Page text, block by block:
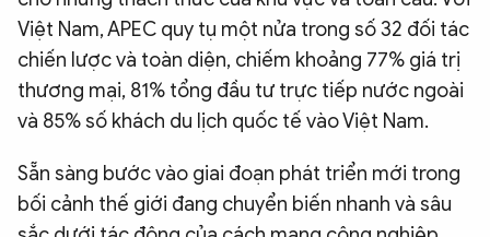
Việt Nam, APEC quy tụ một nửa trong số 32 đối tác
chiến lược và toàn diện, chiếm khoảng 77% giá trị
thương mại, 81% tổng đầu tư trực tiếp nước ngoài
và 85% số khách du lịch quốc tế vào Việt Nam.
Sẵn sàng bước vào giai đoạn phát triển mới trong
bối cảnh thế giới đang chuyển biến nhanh và sâu